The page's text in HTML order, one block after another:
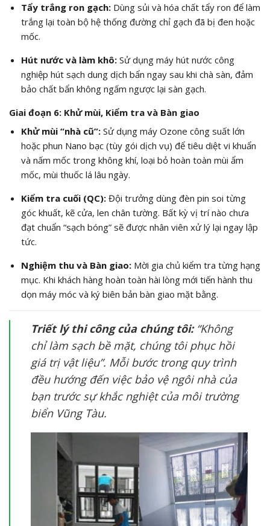
Tẩy trắng ron gạch:Dùng sủi và hóa chất tẩy ron để làm
trắng lại toàn bộ hệ thống đường chỉ gạch đã bị đen hoặc
mốc.
Hút nước và làm khô:Sử dụng máy hút nước công
nghiệp hút sạch dung dịch bẩn ngay sau khi chà sàn, đảm
bảo chất bẩn không ngấm ngược lại sàn gạch.
Giai đoạn 6: Khử mùi, Kiểm tra và Bàn giao
Khử mùi “nhà cũ”:Sử dụng máy Ozone công suất lớn
hoặc phun Nano bạc (tùy gói dịch vụ) để tiêu diệt vi khuẩn
và nấm mốc trong không khí, loại bỏ hoàn toàn mùi ẩm
mốc, mùi thuốc lá lâu ngày.
Kiểm tra cuối (QC):Đội trưởng dùng đèn pin soi từng
góc khuất, kẽ cửa, len chân tường. Bất kỳ vị trí nào chưa
đạt chuẩn “sạch bóng” sẽ được nhân viên xử lý lại ngay lập
tức.
Nghiệm thu và Bàn giao:Mời gia chủ kiểm tra từng hạng
mục. Khi khách hàng hoàn toàn hài lòng mới tiến hành thu
dọn máy móc và ký biên bản bàn giao mặt bằng.
Triết lý thi công của chúng tôi:“Không
chỉ làm sạch bề mặt, chúng tôi phục hồi
giá trị vật liệu”. Mỗi bước trong quy trình
đều hướng đến việc bảo vệ ngôi nhà của
bạn trước sự khắc nghiệt của môi trường
biển Vũng Tàu.